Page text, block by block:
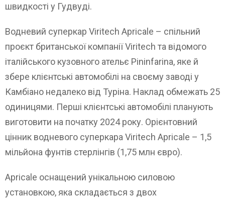
швидкості у Гудвуді.
Водневий суперкар Viritech Apricale – спільний
проєкт британської компанії Viritech та відомого
італійського кузовного ательє Pininfarina, яке й
збере клієнтські автомобілі на своєму заводі у
Камбіано недалеко від Туріна. Наклад обмежать 25
одиницями. Перші клієнтські автомобілі планують
виготовити на початку 2024 року. Орієнтовний
цінник водневого суперкара Viritech Apricale – 1,5
мільйона фунтів стерлінгів (1,75 млн євро).
Apricale оснащений унікальною силовою
установкою, яка складається з двох